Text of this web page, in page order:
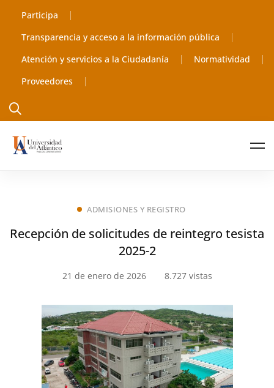
Participa
Transparencia y acceso a la información pública
Atención y servicios a la Ciudadanía
Normatividad
Proveedores
ADMISIONES Y REGISTRO
Recepción de solicitudes de reintegro tesista
2025-2
21 de enero de 2026 8.727 vistas